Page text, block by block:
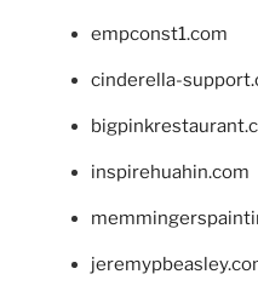
empconst1.com
cinderella-
inspirehuahin.com